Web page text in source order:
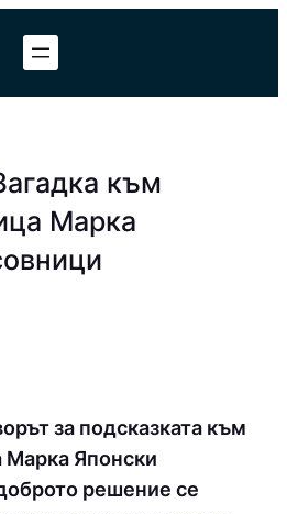
към
Марка
за подсказката към
Марка Японски
решение се